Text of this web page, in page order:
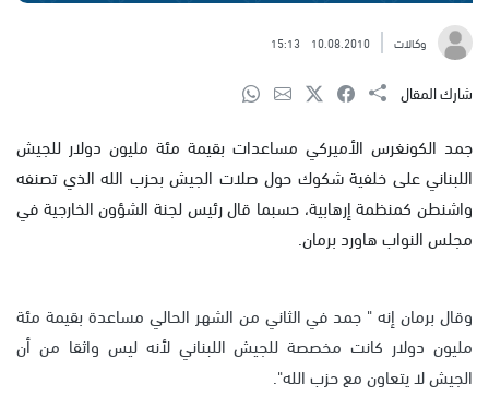
وكالات 10.08.2010
15:13
شارك المقال
جمد الكونغرس الأميركي مساعدات بقيمة مئة مليون دولار للجيش
اللبناني على خلفية شكوك حول صلات الجيش بحزب الله الذي تصنفه
واشنطن كمنظمة إرهابية، حسبما قال رئيس لجنة الشؤون الخارجية في
مجلس النواب هاورد برمان.
وقال برمان إنه " جمد في الثاني من الشهر الحالي مساعدة بقيمة مئة
مليون دولار كانت مخصصة للجيش اللبناني لأنه ليس واثقا من أن
الجيش لا يتعاون مع حزب الله".